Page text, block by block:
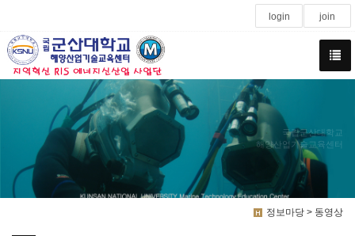
login join
국립군산대학교
해양산업기술교육센터
정보마당 > 동영상